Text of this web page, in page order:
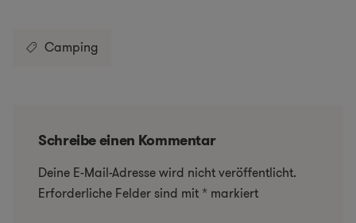
Camping
Schreibe einen Kommentar
Deine E-Mail-Adresse wird nicht veröffentlicht.
Erforderliche Felder sind mit * markiert